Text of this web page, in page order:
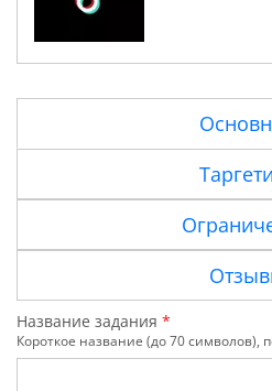
Название задания *
Короткое название (до 70 символов),